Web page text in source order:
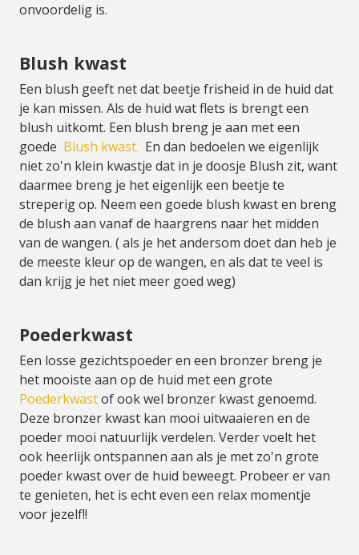
onvoordelig is.
Blush kwast
Een blush geeft net dat beetje frisheid in de huid dat
je kan missen. Als de huid wat flets is brengt een
blush uitkomt. Een blush breng je aan met een
goede Blush kwast. En dan bedoelen we eigenlijk
niet zo'n klein kwastje dat in je doosje Blush zit, want
daarmee breng je het eigenlijk een beetje te
streperig op. Neem een goede blush kwast en breng
de blush aan vanaf de haargrens naar het midden
van de wangen. ( als je het andersom doet dan heb je
de meeste kleur op de wangen, en als dat te veel is
dan krijg je het niet meer goed weg)
Poederkwast
Een losse gezichtspoeder en een bronzer breng je
het mooiste aan op de huid met een grote
Poederkwastof ook wel bronzer kwast genoemd.
Deze bronzer kwast kan mooi uitwaaieren en de
poeder mooi natuurlijk verdelen. Verder voelt het
ook heerlijk ontspannen aan als je met zo'n grote
poeder kwast over de huid beweegt. Probeer er van
te genieten, het is echt even een relax momentje
voor jezelf!!